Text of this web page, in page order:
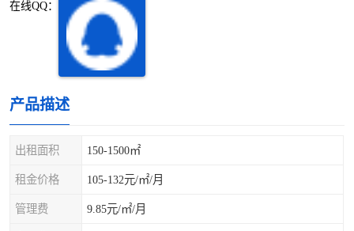
在线QQ：
产品描述
出租面积 150-1500㎡
租金价格 105-132元/㎡/月
管理费 9.85元/㎡/月
蛇口
宝安西乡
龙华观澜